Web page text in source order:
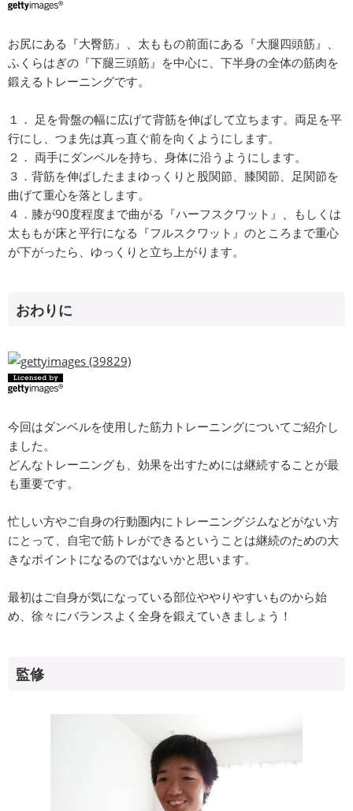
お尻にある『大臀筋』、太ももの前面にある『大腿四頭筋』、
ふくらはぎの『下腿三頭筋』を中心に、下半身の全体の筋肉を
鍛えるトレーニングです。
１． 足を骨盤の幅に広げて背筋を伸ばして立ちます。両足を平
行にし、つま先は真っ直ぐ前を向くようにします。
２． 両手にダンベルを持ち、身体に沿うようにします。
３．背筋を伸ばしたままゆっくりと股関節、膝関節、足関節を
曲げて重心を落とします。
４．膝が90度程度まで曲がる『ハーフスクワット』、もしくは
太ももが床と平行になる『フルスクワット』のところまで重心
が下がったら、ゆっくりと立ち上がります。
おわりに
今回はダンベルを使用した筋力トレーニングについてご紹介し
ました。
どんなトレーニングも、効果を出すためには継続することが最
も重要です。
忙しい方やご自身の行動圏内にトレーニングジムなどがない方
にとって、自宅で筋トレができるということは継続のための大
きなポイントになるのではないかと思います。
最初はご自身が気になっている部位ややりやすいものから始
め、徐々にバランスよく全身を鍛えていきましょう！
監修